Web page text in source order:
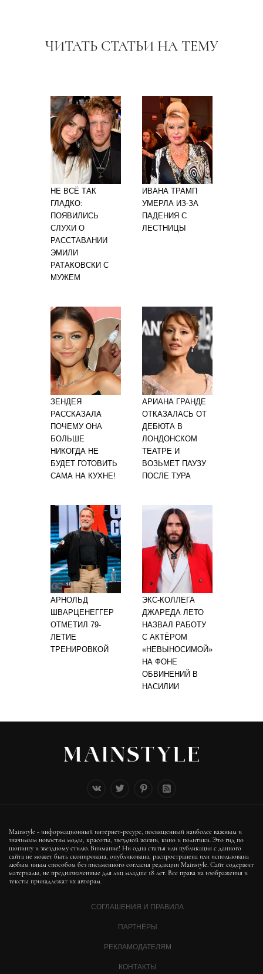
ЧИТАТЬ СТАТЬИ НА ТЕМУ
НЕ ВСЁ ТАК
ГЛАДКО:
ПОЯВИЛИСЬ
СЛУХИ О
РАССТАВАНИИ
ЭМИЛИ
РАТАКОВСКИ С
МУЖЕМ
ИВАНА ТРАМП
УМЕРЛА ИЗ-ЗА
ПАДЕНИЯ С
ЛЕСТНИЦЫ
ЗЕНДЕЯ
РАССКАЗАЛА
ПОЧЕМУ ОНА
БОЛЬШЕ
НИКОГДА НЕ
БУДЕТ ГОТОВИТЬ
САМА НА КУХНЕ!
АРИАНА ГРАНДЕ
ОТКАЗАЛАСЬ ОТ
ДЕБЮТА В
ЛОНДОНСКОМ
ТЕАТРЕ И
ВОЗЬМЕТ ПАУЗУ
ПОСЛЕ ТУРА
АРНОЛЬД
ШВАРЦЕНЕГГЕР
ОТМЕТИЛ 79-
ЛЕТИЕ
ТРЕНИРОВКОЙ
ЭКС-КОЛЛЕГА
ДЖАРЕДА ЛЕТО
НАЗВАЛ РАБОТУ
С АКТЁРОМ
«НЕВЫНОСИМОЙ»
НА ФОНЕ
ОБВИНЕНИЙ В
НАСИЛИИ
Mainstyle - информационный интернет-ресурс, посвященный наиболее важным и
значимым новостям моды, красоты, звездной жизни, кино и политики. Это гид по
шопингу и звездному стилю. Внимание! Ни одна статья или публикация с данного
сайта не может быть скопирована, опубликована, распространена или использована
любым иным способом без письменного согласия редакции Mainstyle. Сайт содержит
материалы, не предназначенные для лиц младше 18 лет. Все права на изображения и
тексты принадлежат их авторам.
СОГЛАШЕНИЯ И ПРАВИЛА
ПАРТНЁРЫ
РЕКЛАМОДАТЕЛЯМ
КОНТАКТЫ